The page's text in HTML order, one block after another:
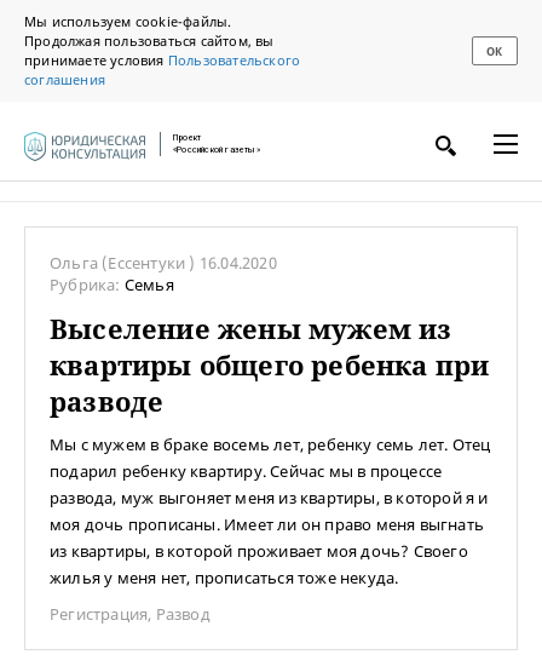
Мы используем cookie-файлы.
Продолжая пользоваться сайтом, вы
принимаете условия Пользовательского
соглашения
ОК
Проект
«Российской газеты»
Ольга (Ессентуки ) 16.04.2020
Рубрика: Семья
Выселение жены мужем из
квартиры общего ребенка при
разводе
Мы с мужем в браке восемь лет, ребенку семь лет. Отец
подарил ребенку квартиру. Сейчас мы в процессе
развода, муж выгоняет меня из квартиры, в которой я и
моя дочь прописаны. Имеет ли он право меня выгнать
из квартиры, в которой проживает моя дочь? Своего
жилья у меня нет, прописаться тоже некуда.
Регистрация, Развод